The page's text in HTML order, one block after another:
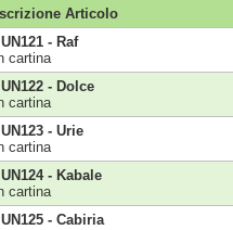
Articolo
- Raf
cartina
- Dolce
cartina
- Urie
cartina
- Kabale
cartina
- Cabiria